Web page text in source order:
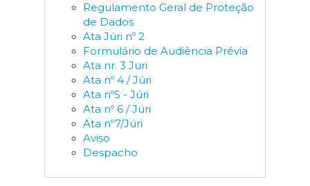
Regulamento Geral de Proteção
de Dados
Ata Júri nº 2
Formulário de Audiência Prévia
Ata nr. 3 Juri
Ata nº 4 / Júri
Ata nº5 - Júri
Ata nº 6 / Júri
Ata nº7/Júri
Aviso
Despacho